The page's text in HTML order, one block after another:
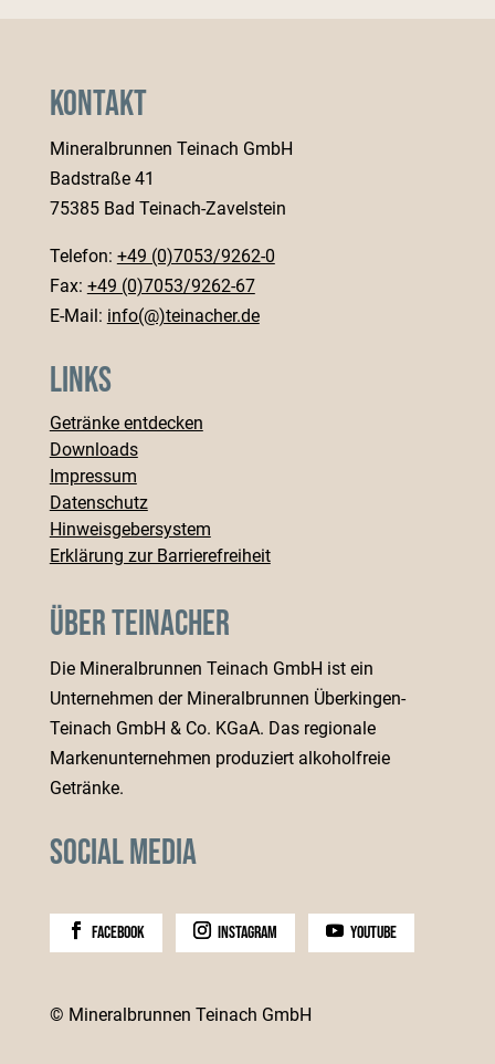
Kontakt
Mineralbrunnen Teinach GmbH
Badstraße 41
75385 Bad Teinach-Zavelstein
Telefon: +49 (0)7053/9262-0
Fax: +49 (0)7053/9262-67
E-Mail: info(@)teinacher.de
Links
Getränke entdecken
Downloads
Impressum
Datenschutz
Hinweisgebersystem
Erklärung zur Barrierefreiheit
Über Teinacher
Die Mineralbrunnen Teinach GmbH ist ein
Unternehmen der Mineralbrunnen Überkingen-
Teinach GmbH & Co. KGaA. Das regionale
Markenunternehmen produziert alkoholfreie
Getränke.
Social Media
facebook instagram youtube
© Mineralbrunnen Teinach GmbH